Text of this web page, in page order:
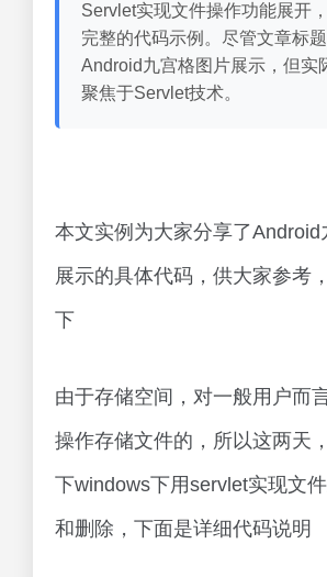
Servlet实现文件操作功能展开
完整的代码示例。尽管文章标
Android九宫格图片展示，但实
聚焦于Servlet技术。
本文实例为大家分享了Android
展示的具体代码，供大家参考
下
由于存储空间，对一般用户而
操作存储文件的，所以这两天
下windows下用servlet实现文
和删除，下面是详细代码说明